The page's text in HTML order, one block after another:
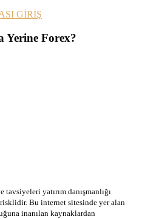
GİRİŞ
Yerine Forex?
yatırım danışmanlığı
Bu internet sitesinde yer alan
inanılan kaynaklardan